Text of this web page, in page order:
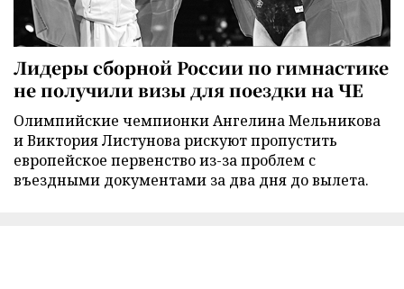
Лидеры сборной России по гимнастике
не получили визы для поездки на ЧЕ
Олимпийские чемпионки Ангелина Мельникова
и Виктория Листунова рискуют пропустить
европейское первенство из-за проблем с
въездными документами за два дня до вылета.